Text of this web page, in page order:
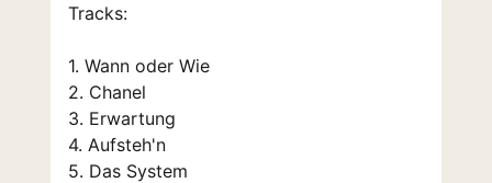
Tracks:
1. Wann oder Wie
2. Chanel
3. Erwartung
4. Aufsteh'n
5. Das System